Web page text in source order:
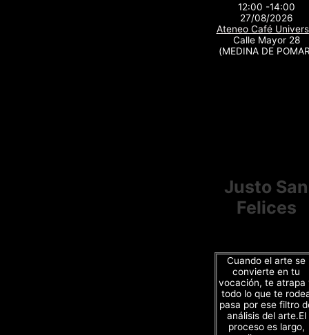
12:00 -14:00
27/08/2026
Ateneo Café
Calle Mayor 28
(MEDINA DE
Justo San
Felices
Cuando el arte se
convierte en tu
vocación, te atrapa
todo lo que te
pasa por ese filtro
análisis del arte.El
proceso es largo,